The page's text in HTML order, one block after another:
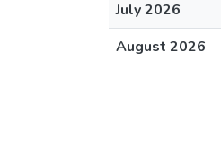
July 2026
August 2026